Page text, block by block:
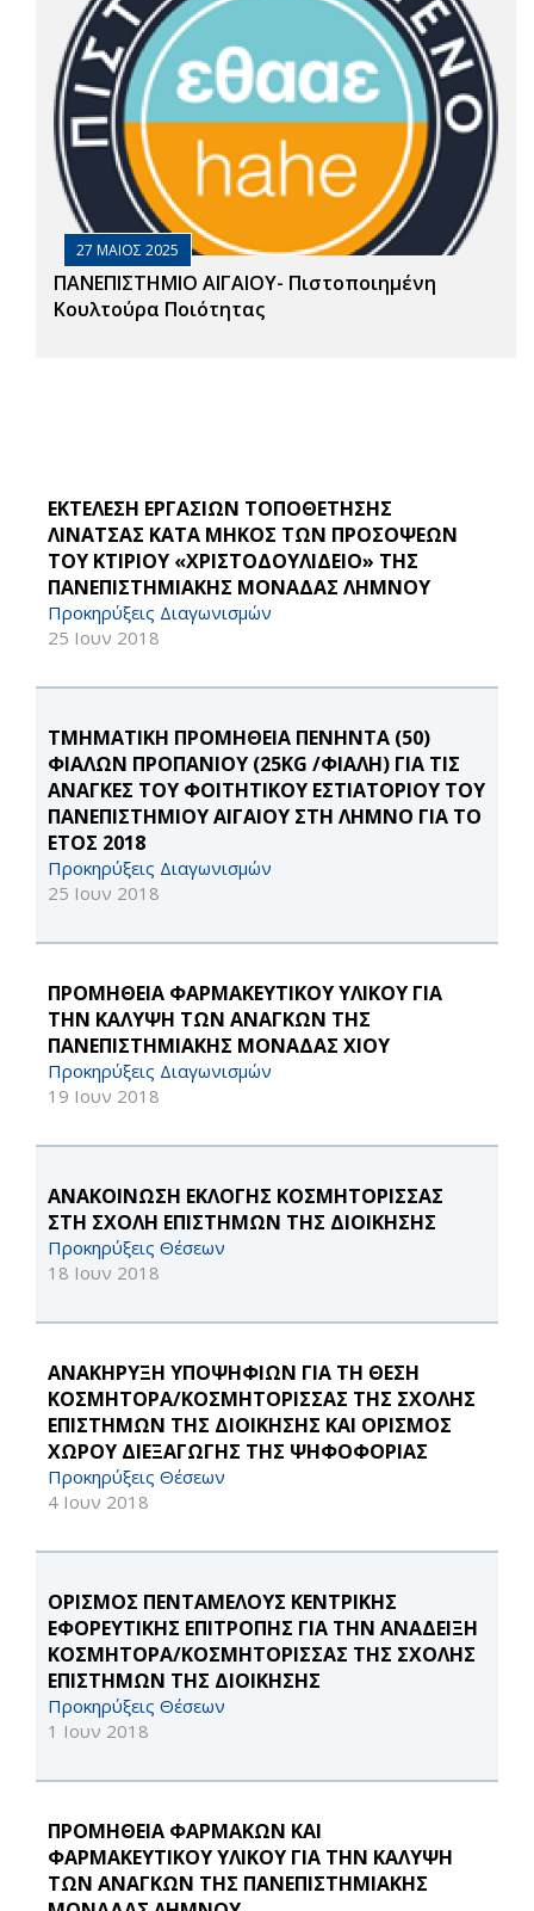
27 ΜΑΙΟΣ 2025
ΠΑΝΕΠΙΣΤΗΜΙΟ ΑΙΓΑΙΟΥ- Πιστοποιημένη
Κουλτούρα Ποιότητας
ΕΚΤΕΛΕΣΗ ΕΡΓΑΣΙΩΝ ΤΟΠΟΘΕΤΗΣΗΣ
ΛΙΝΑΤΣΑΣ ΚΑΤΑ ΜΗΚΟΣ ΤΩΝ ΠΡΟΣΟΨΕΩΝ
ΤΟΥ ΚΤΙΡΙΟΥ «ΧΡΙΣΤΟΔΟΥΛΙΔΕΙΟ» ΤΗΣ
ΠΑΝΕΠΙΣΤΗΜΙΑΚΗΣ ΜΟΝΑΔΑΣ ΛΗΜΝΟΥ
Προκηρύξεις Διαγωνισμών
25 Ιουν 2018
ΤΜΗΜΑΤΙΚΗ ΠΡΟΜΗΘΕΙΑ ΠΕΝΗΝΤΑ (50)
ΦΙΑΛΩΝ ΠΡΟΠΑΝΙΟΥ (25KG /ΦΙΑΛΗ) ΓΙΑ ΤΙΣ
ΑΝΑΓΚΕΣ ΤΟΥ ΦΟΙΤΗΤΙΚΟΥ ΕΣΤΙΑΤΟΡΙΟΥ ΤΟΥ
ΠΑΝΕΠΙΣΤΗΜΙΟΥ ΑΙΓΑΙΟΥ ΣΤΗ ΛΗΜΝΟ ΓΙΑ ΤΟ
ΕΤΟΣ 2018
Προκηρύξεις Διαγωνισμών
25 Ιουν 2018
ΠΡΟΜΗΘΕΙΑ ΦΑΡΜΑΚΕΥΤΙΚΟΥ ΥΛΙΚΟΥ ΓΙΑ
ΤΗΝ ΚΑΛΥΨΗ ΤΩΝ ΑΝΑΓΚΩΝ ΤΗΣ
ΠΑΝΕΠΙΣΤΗΜΙΑΚΗΣ ΜΟΝΑΔΑΣ ΧΙΟΥ
Προκηρύξεις Διαγωνισμών
19 Ιουν 2018
ΑΝΑΚΟΙΝΩΣΗ ΕΚΛΟΓΗΣ ΚΟΣΜΗΤΟΡΙΣΣΑΣ
ΣΤΗ ΣΧΟΛΗ ΕΠΙΣΤΗΜΩΝ ΤΗΣ ΔΙΟΙΚΗΣΗΣ
Προκηρύξεις Θέσεων
18 Ιουν 2018
ΑΝΑΚΗΡΥΞΗ ΥΠΟΨΗΦΙΩΝ ΓΙΑ ΤΗ ΘΕΣΗ
ΚΟΣΜΗΤΟΡΑ/ΚΟΣΜΗΤΟΡΙΣΣΑΣ ΤΗΣ ΣΧΟΛΗΣ
ΕΠΙΣΤΗΜΩΝ ΤΗΣ ΔΙΟΙΚΗΣΗΣ ΚΑΙ ΟΡΙΣΜΟΣ
ΧΩΡΟΥ ΔΙΕΞΑΓΩΓΗΣ ΤΗΣ ΨΗΦΟΦΟΡΙΑΣ
Προκηρύξεις Θέσεων
4 Ιουν 2018
ΟΡΙΣΜΟΣ ΠΕΝΤΑΜΕΛΟΥΣ ΚΕΝΤΡΙΚΗΣ
ΕΦΟΡΕΥΤΙΚΗΣ ΕΠΙΤΡΟΠΗΣ ΓΙΑ ΤΗΝ ΑΝΑΔΕΙΞΗ
ΚΟΣΜΗΤΟΡΑ/ΚΟΣΜΗΤΟΡΙΣΣΑΣ ΤΗΣ ΣΧΟΛΗΣ
ΕΠΙΣΤΗΜΩΝ ΤΗΣ ΔΙΟΙΚΗΣΗΣ
Προκηρύξεις Θέσεων
1 Ιουν 2018
ΠΡΟΜΗΘΕΙΑ ΦΑΡΜΑΚΩΝ ΚΑΙ
ΦΑΡΜΑΚΕΥΤΙΚΟΥ ΥΛΙΚΟΥ ΓΙΑ ΤΗΝ ΚΑΛΥΨΗ
ΤΩΝ ΑΝΑΓΚΩΝ ΤΗΣ ΠΑΝΕΠΙΣΤΗΜΙΑΚΗΣ